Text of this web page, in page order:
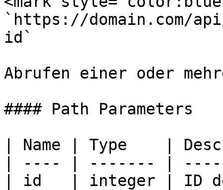
`https://domain.com/
id`
Abrufen einer oder
#### Path Parameters
| Name | Type    |
| ---- | ------- |
| id   | integer | ID